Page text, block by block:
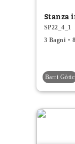
Stanza
SP22_4_1
3 Bagni
Barri Gòtic